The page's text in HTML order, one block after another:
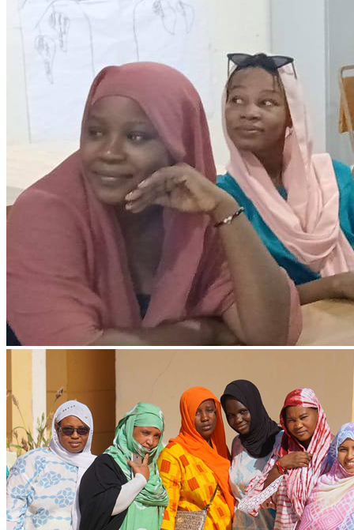
Citoyenneté
28 November 2025
Projet Parcours Citoyen: Rencontrer avec les
élus locaux